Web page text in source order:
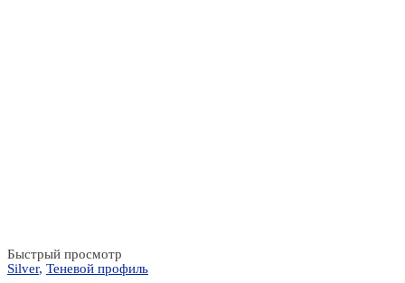
Быстрый просмотр
Silver, Теневой профиль